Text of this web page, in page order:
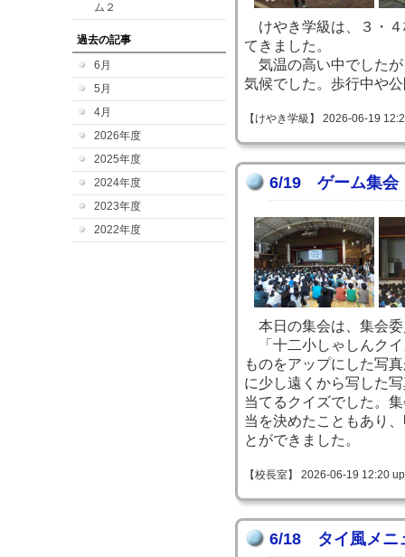
ム２
過去の記事
6月
5月
4月
2026年度
2025年度
2024年度
2023年度
2022年度
けやき学級は、３・４
てきました。
気温の高い中でしたが
気候でした。歩行中や
【けやき学級】 2026-06-19
6/19 ゲーム集会
本日の集会は、集会
「十二小しゃしんクイ
ものをアップにした写
に少し遠くから写した
当てるクイズでした。
当を決めたこともあり
とができました。
【校長室】 2026-06-19 12:20
6/18 タイ風メニ